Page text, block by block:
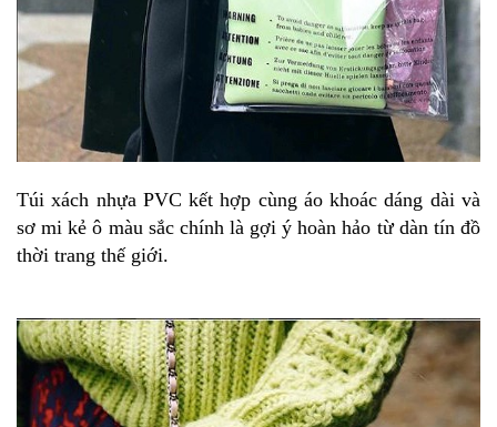
Túi xách nhựa PVC kết hợp cùng áo khoác dáng dài và
sơ mi kẻ ô màu sắc chính là gợi ý hoàn hảo từ dàn tín đồ
thời trang thế giới.